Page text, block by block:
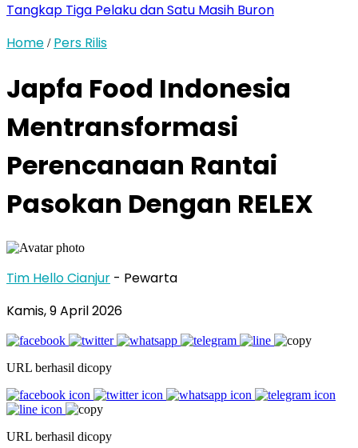
Tangkap Tiga Pelaku dan Satu Masih Buron
Home / Pers Rilis
Japfa Food Indonesia
Mentransformasi
Perencanaan Rantai
Pasokan Dengan RELEX
Tim Hello Cianjur - Pewarta
Kamis, 9 April 2026
URL berhasil dicopy
URL berhasil dicopy